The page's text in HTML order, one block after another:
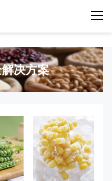
决方案